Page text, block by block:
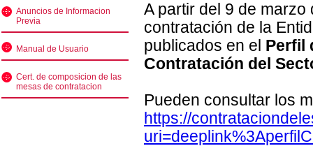
Anuncios de Informacion
Previa
Manual de Usuario
Cert. de composicion de las
mesas de contratacion
A partir del 9 de
contratación de la
publicados en el Perfil
Contratación del
Pueden consultar los
https://